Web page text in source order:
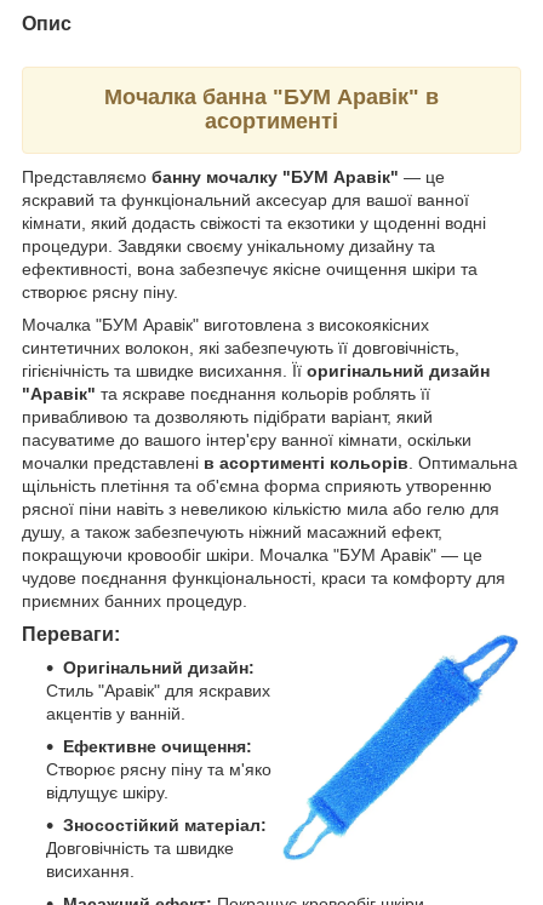
Опис
Мочалка банна "БУМ Аравік" в
асортименті
Представляємо банну мочалку "БУМ Аравік" — це
яскравий та функціональний аксесуар для вашої ванної
кімнати, який додасть свіжості та екзотики у щоденні водні
процедури. Завдяки своєму унікальному дизайну та
ефективності, вона забезпечує якісне очищення шкіри та
створює рясну піну.
Мочалка "БУМ Аравік" виготовлена з високоякісних
синтетичних волокон, які забезпечують її довговічність,
гігієнічність та швидке висихання. Її оригінальний дизайн
"Аравік" та яскраве поєднання кольорів роблять її
привабливою та дозволяють підібрати варіант, який
пасуватиме до вашого інтер'єру ванної кімнати, оскільки
мочалки представлені в асортименті кольорів . Оптимальна
щільність плетіння та об'ємна форма сприяють утворенню
рясної піни навіть з невеликою кількістю мила або гелю для
душу, а також забезпечують ніжний масажний ефект,
покращуючи кровообіг шкіри. Мочалка "БУМ Аравік" — це
чудове поєднання функціональності, краси та комфорту для
приємних банних процедур.
Переваги:
Оригінальний дизайн:
Стиль "Аравік" для яскравих
акцентів у ванній.
Ефективне очищення:
Створює рясну піну та м'яко
відлущує шкіру.
Зносостійкий матеріал:
Довговічність та швидке
висихання.